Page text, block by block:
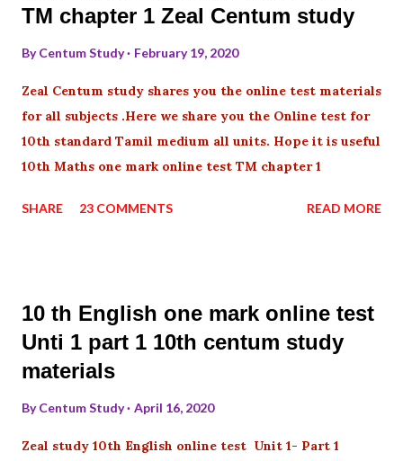
TM chapter 1 Zeal Centum study
ByCentum Study February 19, 2020
Zeal Centum study shares you the online test materials
for all subjects .Here we share you the Online test for
10th standard Tamil medium all units. Hope it is useful
10th Maths one mark online test TM chapter 1
SHARE 23 COMMENTS READ MORE
10 th English one mark online test
Unti 1 part 1 10th centum study
materials
ByCentum Study April 16, 2020
Zeal study 10th English online test Unit 1- Part 1